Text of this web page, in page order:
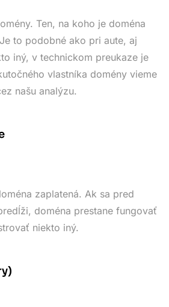
Ten, na koho je doména
to podobné ako pri aute, aj
iný, v technickom preukaze je
vlastníka domény vieme
našu analýzu.
zaplatená. Ak sa pred
doména prestane fungovať
niekto iný.